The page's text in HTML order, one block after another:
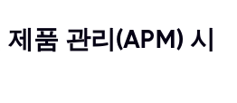
품 관리(APM) 시